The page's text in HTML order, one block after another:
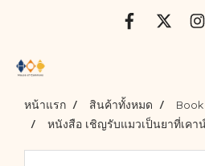
หน้าแรก สินค้าทั้งหมด Book
หนังสือ เชิญรับแมวเป็นยาที่เคา